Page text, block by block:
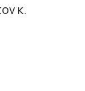
κ.